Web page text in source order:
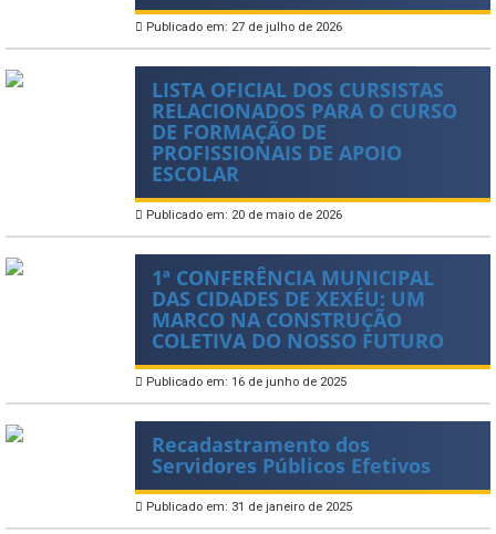
Publicado em: 27 de julho de 2026
LISTA OFICIAL DOS CURSISTAS
RELACIONADOS PARA O CURSO
DE FORMAÇÃO DE
PROFISSIONAIS DE APOIO
ESCOLAR
Publicado em: 20 de maio de 2026
1ª CONFERÊNCIA MUNICIPAL
DAS CIDADES DE XEXÉU: UM
MARCO NA CONSTRUÇÃO
COLETIVA DO NOSSO FUTURO
Publicado em: 16 de junho de 2025
Recadastramento dos
Servidores Públicos Efetivos
Publicado em: 31 de janeiro de 2025